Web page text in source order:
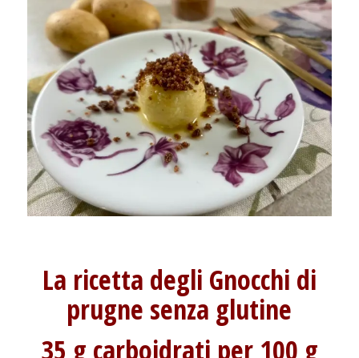
La ricetta degli Gnocchi di
prugne senza glutine
35 g carboidrati per 100 g